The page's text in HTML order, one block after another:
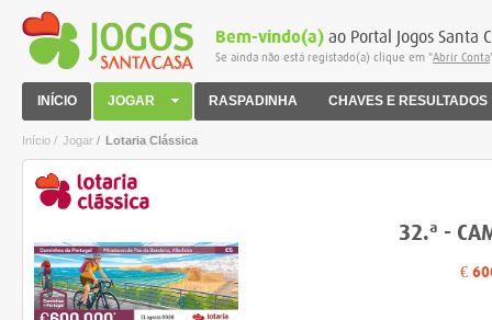
Bem-vindo(a) ao Portal Jogos Santa
Se ainda não está registado(a) clique em "Abrir Conta
INÍCIO JOGAR RASPADINHA CHAVES E RESULTADOS
Início / Jogar / Lotaria Clássica
32.ª -
€